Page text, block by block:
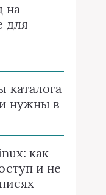
на
для
каталога
нужны в
как
и не